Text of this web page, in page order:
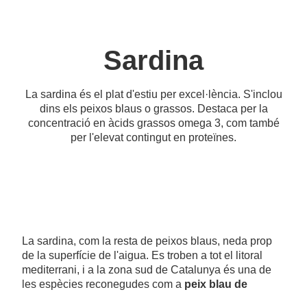
Sardina
La sardina és el plat d'estiu per excel·lència. S'inclou
dins els peixos blaus o grassos. Destaca per la
concentració en àcids grassos omega 3, com també
per l'elevat contingut en proteïnes.
La sardina, com la resta de peixos blaus, neda prop
de la superfície de l'aigua. Es troben a tot el litoral
mediterrani, i a la zona sud de Catalunya és una de
les espècies reconegudes com a peix blau de